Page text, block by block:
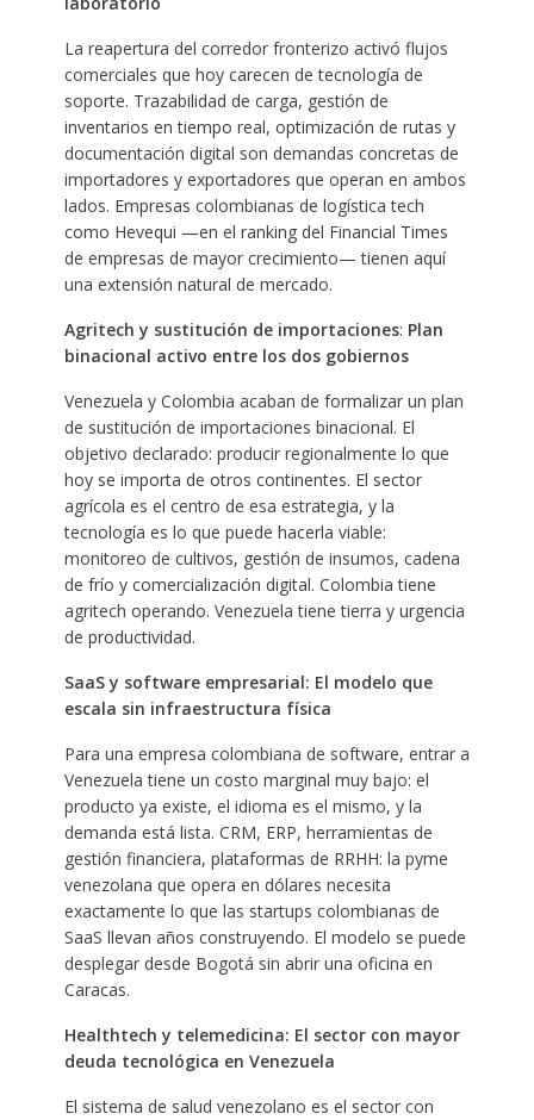
La reapertura del corredor fronterizo activó flujos
comerciales que hoy carecen de tecnología de
soporte. Trazabilidad de carga, gestión de
inventarios en tiempo real, optimización de rutas y
documentación digital son demandas concretas de
importadores y exportadores que operan en ambos
lados. Empresas colombianas de logística tech
como Hevequi —en el ranking del Financial Times
de empresas de mayor crecimiento— tienen aquí
una extensión natural de mercado.
Agritech y sustitución de importaciones: Plan
binacional activo entre los dos gobiernos
Venezuela y Colombia acaban de formalizar un plan
de sustitución de importaciones binacional. El
objetivo declarado: producir regionalmente lo que
hoy se importa de otros continentes. El sector
agrícola es el centro de esa estrategia, y la
tecnología es lo que puede hacerla viable:
monitoreo de cultivos, gestión de insumos, cadena
de frío y comercialización digital. Colombia tiene
agritech operando. Venezuela tiene tierra y urgencia
de productividad.
SaaS y software empresarial: El modelo que
escala sin infraestructura física
Para una empresa colombiana de software, entrar a
Venezuela tiene un costo marginal muy bajo: el
producto ya existe, el idioma es el mismo, y la
demanda está lista. CRM, ERP, herramientas de
gestión financiera, plataformas de RRHH: la pyme
venezolana que opera en dólares necesita
exactamente lo que las startups colombianas de
SaaS llevan años construyendo. El modelo se puede
desplegar desde Bogotá sin abrir una oficina en
Caracas.
Healthtech y telemedicina: El sector con mayor
deuda tecnológica en Venezuela
El sistema de salud venezolano es el sector con